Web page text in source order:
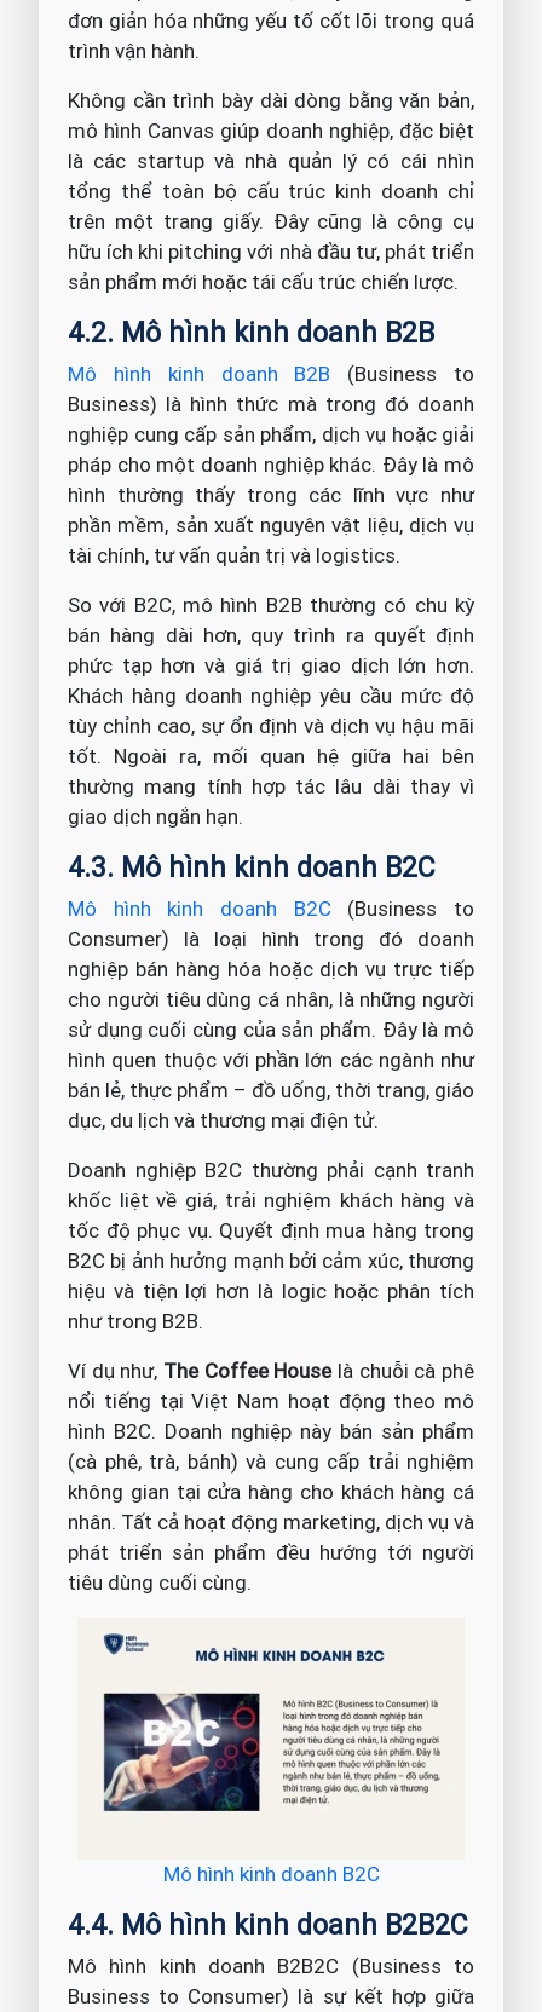
đơn giản hóa những yếu tố cốt lõi trong quá
trình vận hành.
Không cần trình bày dài dòng bằng văn bản,
mô hình Canvas giúp doanh nghiệp, đặc biệt
là các startup và nhà quản lý có cái nhìn
tổng thể toàn bộ cấu trúc kinh doanh chỉ
trên một trang giấy. Đây cũng là công cụ
hữu ích khi pitching với nhà đầu tư, phát triển
sản phẩm mới hoặc tái cấu trúc chiến lược.
4.2. Mô hình kinh doanh B2B
Mô hình kinh doanh B2B (Business to
Business) là hình thức mà trong đó doanh
nghiệp cung cấp sản phẩm, dịch vụ hoặc giải
pháp cho một doanh nghiệp khác. Đây là mô
hình thường thấy trong các lĩnh vực như
phần mềm, sản xuất nguyên vật liệu, dịch vụ
tài chính, tư vấn quản trị và logistics.
So với B2C, mô hình B2B thường có chu kỳ
bán hàng dài hơn, quy trình ra quyết định
phức tạp hơn và giá trị giao dịch lớn hơn.
Khách hàng doanh nghiệp yêu cầu mức độ
tùy chỉnh cao, sự ổn định và dịch vụ hậu mãi
tốt. Ngoài ra, mối quan hệ giữa hai bên
thường mang tính hợp tác lâu dài thay vì
giao dịch ngắn hạn.
4.3. Mô hình kinh doanh B2C
Mô hình kinh doanh B2C(Business to
Consumer) là loại hình trong đó doanh
nghiệp bán hàng hóa hoặc dịch vụ trực tiếp
cho người tiêu dùng cá nhân, là những người
sử dụng cuối cùng của sản phẩm. Đây là mô
hình quen thuộc với phần lớn các ngành như
bán lẻ, thực phẩm – đồ uống, thời trang, giáo
dục, du lịch và thương mại điện tử.
Doanh nghiệp B2C thường phải cạnh tranh
khốc liệt về giá, trải nghiệm khách hàng và
tốc độ phục vụ. Quyết định mua hàng trong
B2C bị ảnh hưởng mạnh bởi cảm xúc, thương
hiệu và tiện lợi hơn là logic hoặc phân tích
như trong B2B.
Ví dụ như, The Coffee Houselà chuỗi cà phê
nổi tiếng tại Việt Nam hoạt động theo mô
hình B2C. Doanh nghiệp này bán sản phẩm
(cà phê, trà, bánh) và cung cấp trải nghiệm
không gian tại cửa hàng cho khách hàng cá
nhân. Tất cả hoạt động marketing, dịch vụ và
phát triển sản phẩm đều hướng tới người
tiêu dùng cuối cùng.
Mô hình kinh doanh B2C
4.4. Mô hình kinh doanh B2B2C
Mô hình kinh doanh B2B2C (Business to
Business to Consumer) là sự kết hợp giữa